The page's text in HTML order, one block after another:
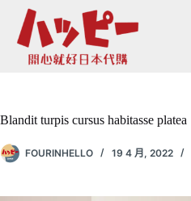
Blandit turpis cursus habitasse platea
FOURINHELLO 19 4 月, 2022